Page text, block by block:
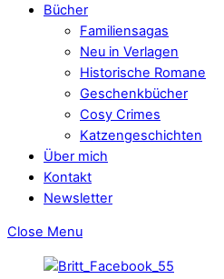
Bücher
Familiensagas
Neu in Verlagen
Historische Romane
Geschenkbücher
Cosy Crimes
Katzengeschichten
Über mich
Kontakt
Newsletter
Close Menu